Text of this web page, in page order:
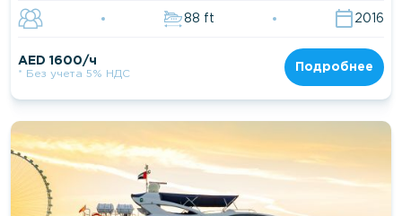
88 ft 2016
AED 1600/ч
* Без учета 5% НДС
Подробнее